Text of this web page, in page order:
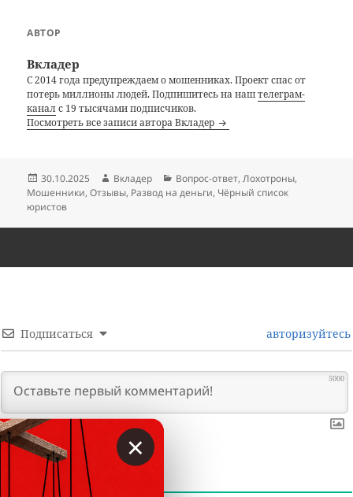
АВТОР
Вкладер
С 2014 года предупреждаем о мошенниках. Проект спас от
потерь миллионы людей. Подпишитесь на наштелеграм-
каналс 19 тысячами подписчиков.
Посмотреть все записи автора Вкладер
Опубликовано
30.10.2025 Автор
Вкладер Рубрики
Вопрос-ответ,Лохотроны,
Мошенники,Отзывы, Развод на деньги, Чёрный список
юристов
Подписаться авторизуйтесь
5000
КОММЕНТАРИИ
×